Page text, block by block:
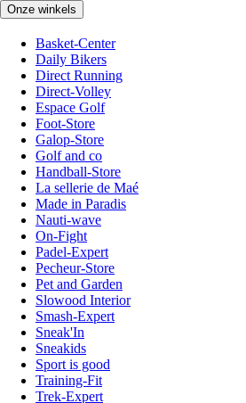
Onze winkels
Basket-Center
Daily Bikers
Direct Running
Direct-Volley
Espace Golf
Foot-Store
Galop-Store
Golf and co
Handball-Store
La sellerie de Maé
Made in Paradis
Nauti-wave
On-Fight
Padel-Expert
Pecheur-Store
Pet and Garden
Slowood Interior
Smash-Expert
Sneak'In
Sneakids
Sport is good
Training-Fit
Trek-Expert